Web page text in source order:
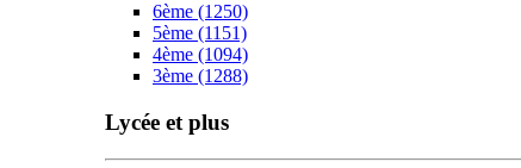
6ème (1250)
5ème (1151)
4ème (1094)
3ème (1288)
Lycée et plus